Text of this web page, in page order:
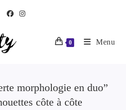
0 Menu
morphologie en duo”
côte à côte